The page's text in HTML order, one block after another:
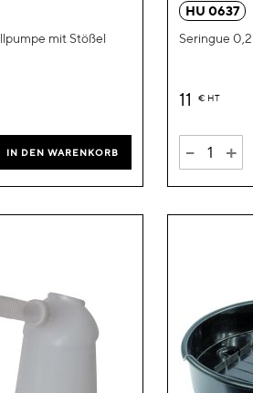
mit Stößel
IN DEN WARENKORB
HU 0637
Seringue 0,2l
11 € HT
- +